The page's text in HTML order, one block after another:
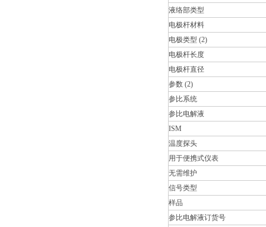
液络部类型
电极杆材料
电极类型 (2)
电极杆长度
电极杆直径
参数 (2)
参比系统
参比电解液
ISM
温度探头
用于便携式仪表
无需维护
信号类型
样品
参比电解液订货号